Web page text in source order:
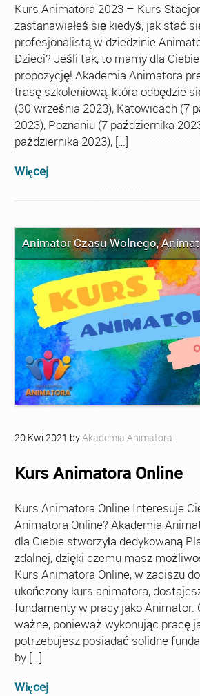
Kurs Animatora 2023 – Kurs
zastanawiałeś się kiedyś, jak stać
profesjonalistą w dziedzinie
Dzieci? Jeśli tak, to mamy dla
propozycję! Akademia Animatora
trasę szkoleniową, która odbędzie
(30 września 2023), Katowicach (7
2023), Poznaniu (7 października
października 2023), […]
Więcej
Animator Czasu Wolnego,
20 Kwi 2021 byAkademia Animatora
Kurs Animatora Online
Kurs Animatora Online Interesuje
Animatora Online? Akademia
dla Ciebie stworzyła dedykowaną
zdalnej, dzięki czemu masz
Kurs Animatora Online, w zaciszu
ukończony kurs animatora,
fundamenty w pracy jako Animator.
ważne, ponieważ wykonując pracę
potrzebujesz posiadać solidne
by […]
Więcej